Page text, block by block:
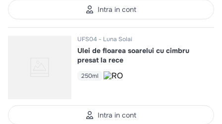
Intra in cont
UFS04 Luna Solai
Ulei de floarea soarelui cu cimbru
presat la rece
250ml
Intra in cont